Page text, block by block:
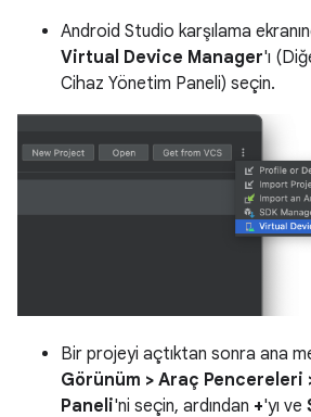
Android Studio karşılama
Virtual Device Manager'ı
Cihaz Yönetim Paneli) seçin.
Bir projeyi açtıktan sonra ana
Görünüm > Araç Pencereleri
Paneli'ni seçin, ardından +'yı ve